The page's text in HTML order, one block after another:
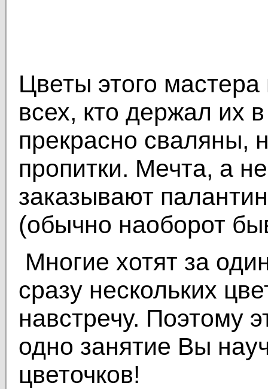
Цветы этого
всех, кто держал их
прекрасно сваляны,
пропитки. Мечта, а
заказывают
(обычно наоборот
Многие хотят за
сразу нескольких
навстречу. Поэтому
одно занятие Вы
цветочков!